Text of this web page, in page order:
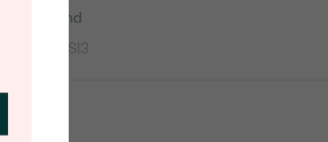
Round
SI2/SI3